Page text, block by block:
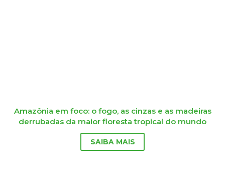
Amazônia em foco: o fogo, as cinzas e as madeiras
derrubadas da maior floresta tropical do mundo
SAIBA MAIS